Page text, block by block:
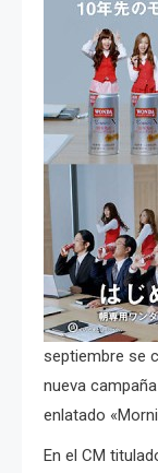
septiembre se
nueva
enlatado
En el CM